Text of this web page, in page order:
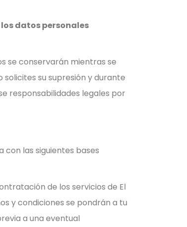
datos personales
se conservarán mientras se
su supresión y durante
responsabilidades legales por
con las siguientes bases
de los servicios de El
y condiciones se pondrán a tu
a una eventual